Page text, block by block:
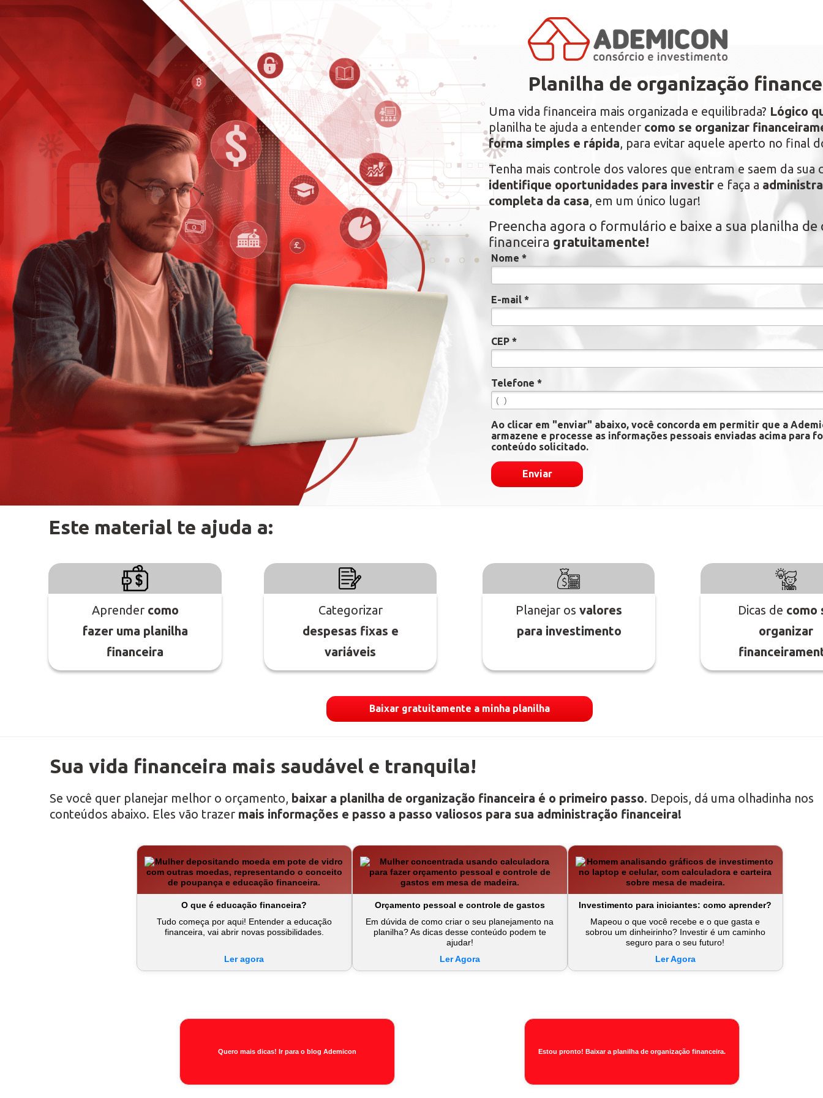
Nome *
E-mail *
CEP *
Telefone *
Ao clicar em "enviar" abaixo, você concorda em permitir que a
armazene e processe as informações pessoais enviadas acima para
conteúdo solicitado.
Enviar
Este material te ajuda a:
Aprender como
fazer uma planilha
financeira
Categorizar
despesas fixas e
variáveis
Planejar os valores
para investimento
Dicas de como
organizar
Baixar gratuitamente a minha planilha
Sua vida financeira mais saudável e tranquila!
Se você quer planejar melhor o orçamento, baixar a planilha de organização financeira é o primeiro passo. Depois, dá uma olhadinha nos
conteúdos abaixo. Eles vão trazer mais informações e passo a passo valiosos para sua administração financeira!
O que é educação financeira?
Tudo começa por aqui! Entender a educação
financeira, vai abrir novas possibilidades.
Ler agora
Orçamento pessoal e controle de gastos
Em dúvida de como criar o seu planejamento na
planilha? As dicas desse conteúdo podem te
ajudar!
Ler Agora
Investimento para iniciantes: como aprender?
Mapeou o que você recebe e o que gasta e
sobrou um dinheirinho? Investir é um caminho
seguro para o seu futuro!
Ler Agora
Quero mais dicas! Ir para o blog Ademicon Estou pronto!Baixar a planilha de organização financeira.
Uma vida financeira mais organizada e equilibrada? Lógico
planilha te ajuda a entender como se organizar
forma simples e rápida, para evitar aquele aperto no final
Tenha mais controle dos valores que entram e saem da sua
identifique oportunidades para investir e faça a
completa da casa, em um único lugar!
Preencha agora o formulário e baixe a sua planilha de
financeira gratuitamente!
Planilha de organização